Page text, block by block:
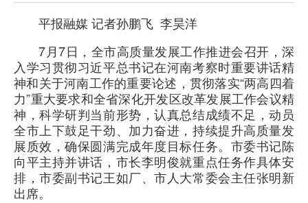
平报融媒 记者孙鹏飞 李昊洋
7月7日，全市高质量发展工作推进会召开，深
入学习贯彻习近平总书记在河南考察时重要讲话精
神和关于河南工作的重要论述，贯彻落实“两高四着
力”重大要求和全省深化开发区改革发展工作会议精
神，科学研判当前形势，认真总结成绩不足，动员
全市上下鼓足干劲、加力奋进，持续提升高质量发
展质效，确保圆满完成年度目标任务。市委书记陈
向平主持并讲话，市长李明俊就重点任务作具体安
排，市委副书记王如厂、市人大常委会主任张明新
出席。